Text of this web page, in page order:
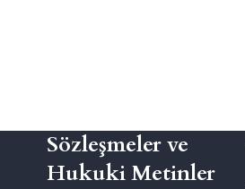
Sözleşmeler ve
Hukuki Metinler